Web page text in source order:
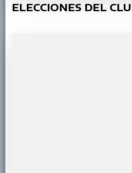
ELECCIONES DEL